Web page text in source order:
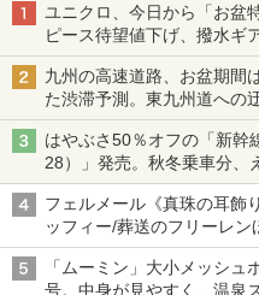
ユニクロ、今日から「お盆
ピース待望値下げ、撥水ギ
九州の高速道路、お盆期間
た渋滞予測。東九州道への
はやぶさ50％オフの「新幹
28）」発売。秋冬乗車分、
フェルメール《真珠の耳飾
ッフィー/葬送のフリーレ
「ムーミン」大小メッシュ
号。中身が見やすく、温泉